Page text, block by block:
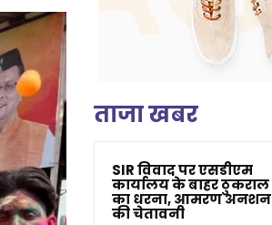
ताजा खबर
SIR विवाद पर एसडीएम
कार्यालय के बाहर ठुकराल
का धरना, आमरण अनशन
की चेतावनी